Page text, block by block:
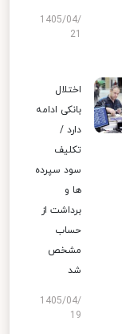
1405/04/
اختلال
بانکی ادامه
دارد /
تکلیف
سود سپرده
ها و
برداشت از
حساب
مشخص
شد
1405/04/
19